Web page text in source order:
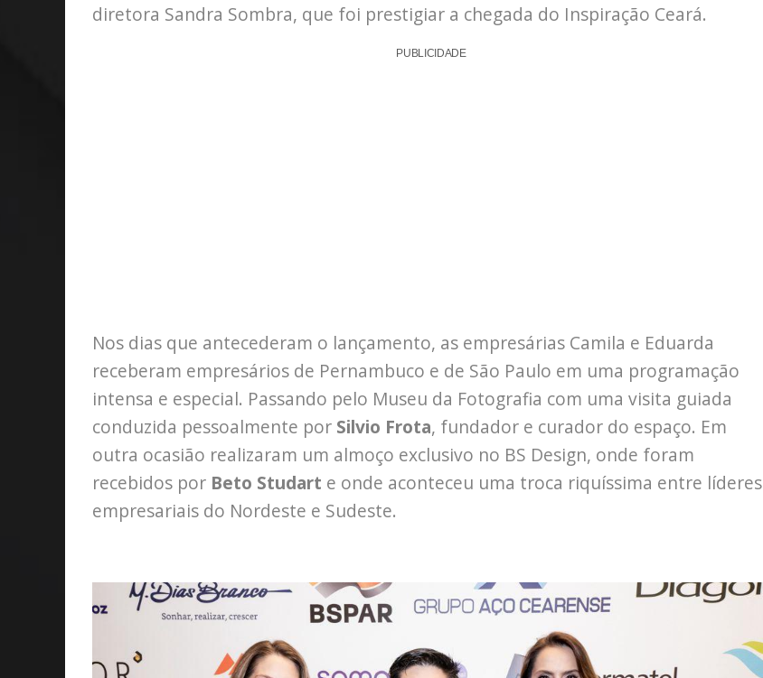
diretora Sandra Sombra, que foi prestigiar a chegada do Inspiração Ceará.
PUBLICIDADE
Nos dias que antecederam o lançamento, as empresárias Camila e Eduarda
receberam empresários de Pernambuco e de São Paulo em uma programação
intensa e especial. Passando pelo Museu da Fotografia com uma visita guiada
conduzida pessoalmente por Silvio Frota, fundador e curador do espaço. Em
outra ocasião realizaram um almoço exclusivo no BS Design, onde foram
recebidos por Beto Studart e onde aconteceu uma troca riquíssima entre líderes
empresariais do Nordeste e Sudeste.